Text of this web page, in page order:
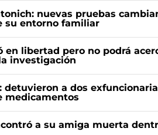
nuevas pruebas
su entorno familiar
en libertad pero no podrá
investigación
detuvieron a dos
medicamentos
a su amiga muerta